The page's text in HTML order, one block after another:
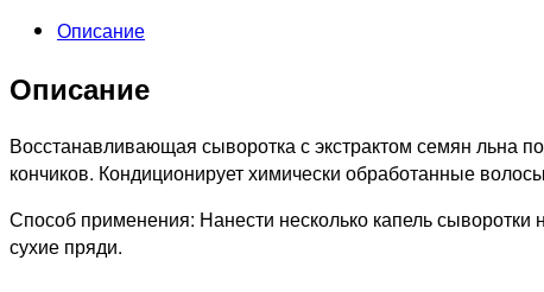
CARE
восстанавливающая
экстрактом
семян
50мл
Описание
Описание
Восстанавливающая сыворотка с экстрактом семян льна
кончиков. Кондиционирует химически обработанные
Способ применения: Нанести несколько капель
сухие пряди.